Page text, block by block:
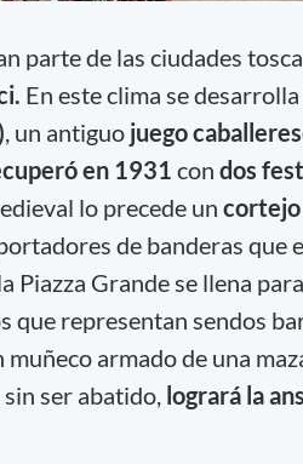
parte de las ciudades
En este clima se desarrolla
, un antiguojuego
en 1931 con dos
lo precede un cortejo
de banderas que
Piazza Grande se llena
que representan sendos
muñeco armado de una
ser abatido, logrará la